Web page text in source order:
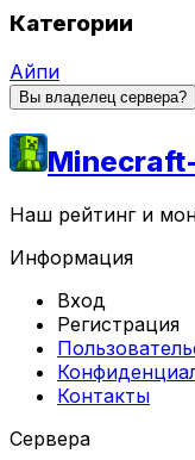
Категории
Айпи
Вы владелец сервера?
Наш рейтинг и
Информация
Вход
Регистрация
Контакты
Сервера